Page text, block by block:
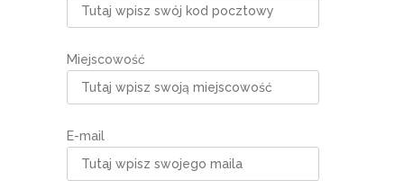
Miejscowość
E-mail